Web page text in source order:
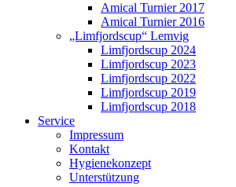
Amical Turnier 2017
Amical Turnier 2016
„Limfjordscup“ Lemvig
Limfjordscup 2024
Limfjordscup 2023
Limfjordscup 2022
Limfjordscup 2019
Limfjordscup 2018
Service
Impressum
Kontakt
Hygienekonzept
Unterstützung